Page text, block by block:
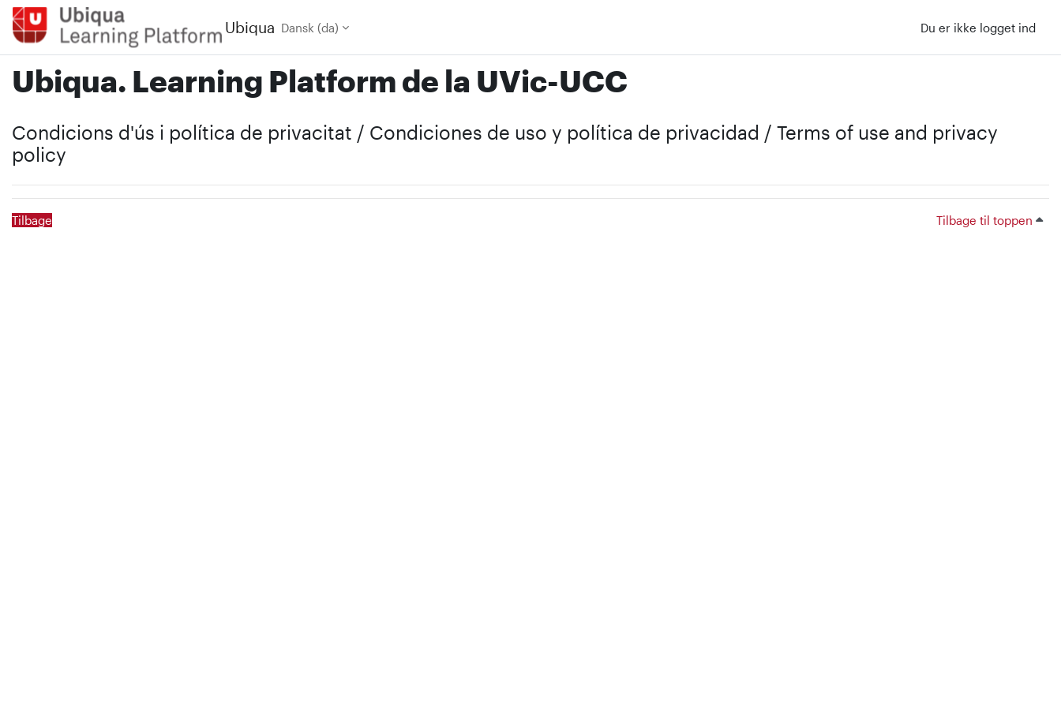
Gå til hovedindhold
Ubiqua Dansk ‎(da)‎ Du er ikke logget ind
Ubiqua. Learning Platform de la UVic-UCC
Condicions d'ús i política de privacitat / Condiciones de uso y política de privacidad / Terms of use and privacy
policy
Tilbage Tilbage til toppen